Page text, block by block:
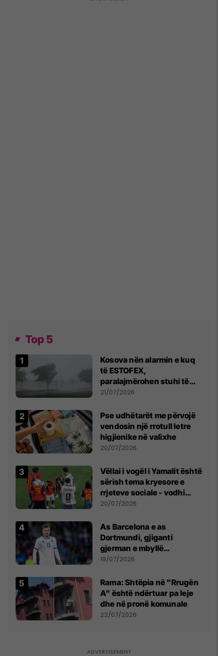
Top 5
Kosova nën alarmin e kuq
të ESTOFEX,
paralajmërohen stuhi të
fuqishme me breshër dhe
21/07/2026
Pse udhëtarët me përvojë
vendosin një rrotull letre
higjienike në valixhe
20/07/2026
Vëllai i vogël i Yamalit është
sërish tema kryesore e
rrjeteve sociale - vodhi
vëmendjen pas finales së
20/07/2026
As Barcelona e as
Dortmundi, gjiganti
gjerman e mbyllë
marrëveshjen për Fisnik
19/07/2026
Rama: Shtëpia në "Rrugën
A" është ndërtuar pa leje
dhe në pronë komunale
22/07/2026